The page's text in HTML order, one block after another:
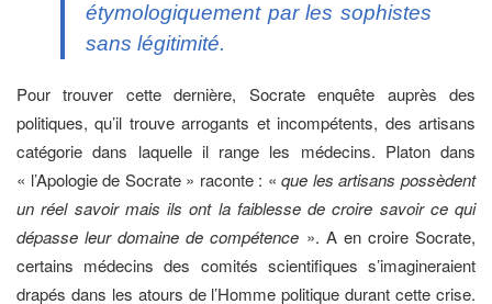
étymologiquement par les sophistes
sans légitimité.
Pour trouver cette dernière, Socrate enquête auprès des
politiques, qu’il trouve arrogants et incompétents, des artisans
catégorie dans laquelle il range les médecins. Platon dans
« l’Apologie de Socrate » raconte : «que les artisans possèdent
un réel savoir mais ils ont la faiblesse de croire savoir ce qui
dépasse leur domaine de compétence ». A en croire Socrate,
certains médecins des comités scientifiques s’imagineraient
drapés dans les atours de l’Homme politique durant cette crise.